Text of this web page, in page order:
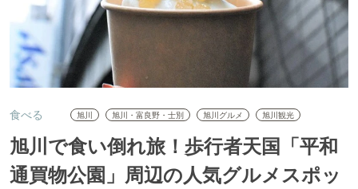
食べる 旭川 旭川・富良野・士別 旭川グルメ 旭川観光
旭川で食い倒れ旅！歩行者天国「平和
通買物公園」周辺の人気グルメスポッ